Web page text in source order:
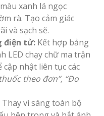
xanh lá ngọc
rà. Tạo cảm giác
và sạch sẽ.
điện tử: Kết hợp bảng
LED chạy chữ ma trận
nhật liên tục các
theo đơn”, “Đo
Thay vì sáng toàn bộ